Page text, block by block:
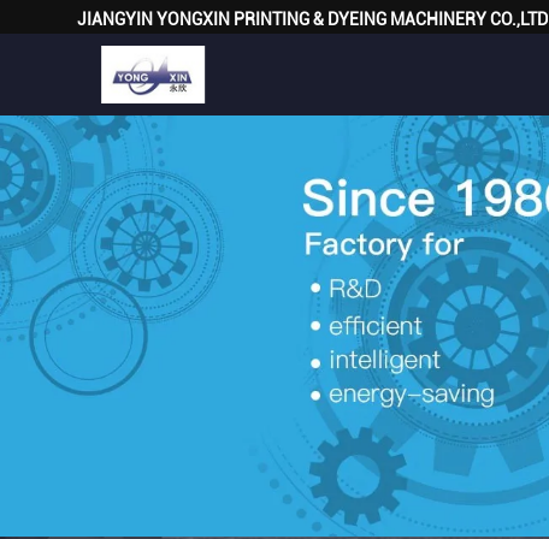
JIANGYIN YONGXIN PRINTING & DYEING MACHINERY CO.,LTD